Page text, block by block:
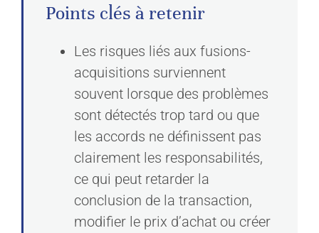
Points clés à retenir
Les risques liés aux fusions-
acquisitions surviennent
souvent lorsque des problèmes
sont détectés trop tard ou que
les accords ne définissent pas
clairement les responsabilités,
ce qui peut retarder la
conclusion de la transaction,
modifier le prix d’achat ou créer